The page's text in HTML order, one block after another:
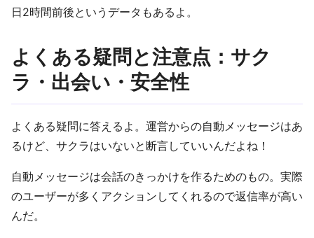
日2時間前後というデータもあるよ。
よくある疑問と注意点：サク
ラ・出会い・安全性
よくある疑問に答えるよ。運営からの自動メッセージはあ
るけど、サクラはいないと断言していいんだよね！
自動メッセージは会話のきっかけを作るためのもの。実際
のユーザーが多くアクションしてくれるので返信率が高い
んだ。